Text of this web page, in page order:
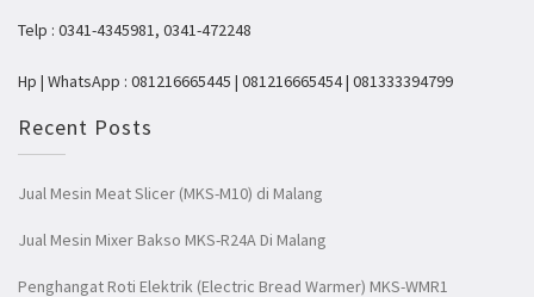
Telp : 0341-4345981, 0341-472248
Hp | WhatsApp : 081216665445 | 081216665454 | 081333394799
Recent Posts
Jual Mesin Meat Slicer (MKS-M10) di Malang
Jual Mesin Mixer Bakso MKS-R24A Di Malang
Penghangat Roti Elektrik (Electric Bread Warmer) MKS-WMR1